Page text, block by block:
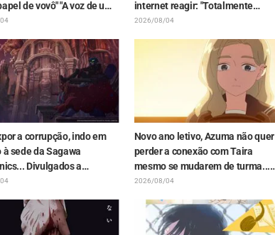
de vovô" "A voz de um
também ficou ótima" /
Mongolia"
internet reagir: "Totalmente
marombeira kkkk" "Olha a cara
an Inept Villainess"
2026/08/04
a corrupção, indo em
à sede da Sagawa
Divulgados a
os cortes de cena e o
Novo ano letivo, Azuma não quer
perder a conexão com Taira
mesmo se mudarem de turma...
Divulgados a sinopse e os cortes
and I Are Polar Opposites"
2026/08/04